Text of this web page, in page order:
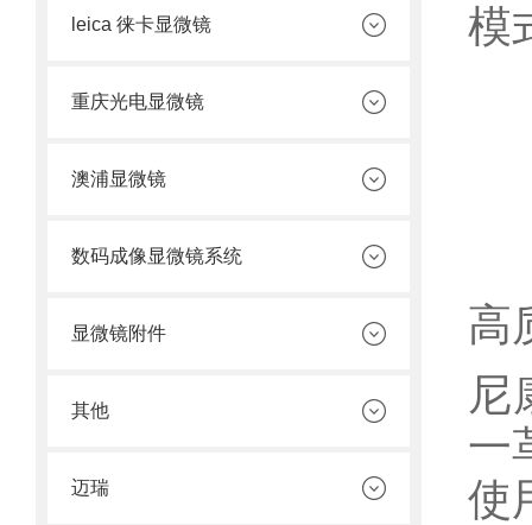
leica 徕卡显微镜
重庆光电显微镜
澳浦显微镜
数码成像显微镜系统
显微镜附件
其他
迈瑞
模
高
尼
一
使